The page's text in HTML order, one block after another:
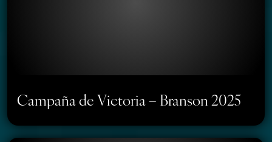
Campaña de Victoria – Branson 2025